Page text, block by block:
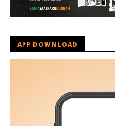
APP DOWNLOAD